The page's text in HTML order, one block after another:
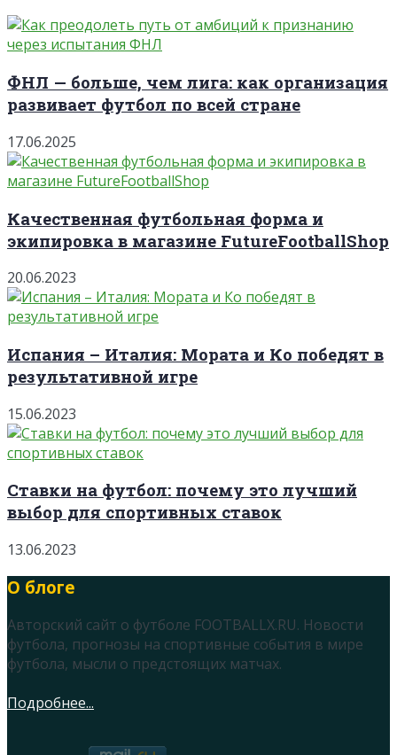
ФНЛ — больше, чем лига: как организация
развивает футбол по всей стране
17.06.2025
Качественная футбольная форма и
экипировка в магазине FutureFootballShop
20.06.2023
Испания – Италия: Мората и Ко победят в
результативной игре
15.06.2023
Ставки на футбол: почему это лучший
выбор для спортивных ставок
13.06.2023
О блоге
Авторский сайт о футболе FOOTBALLX.RU. Новости
футбола, прогнозы на спортивные события в мире
футбола, мысли о предстоящих матчах.
Подробнее...